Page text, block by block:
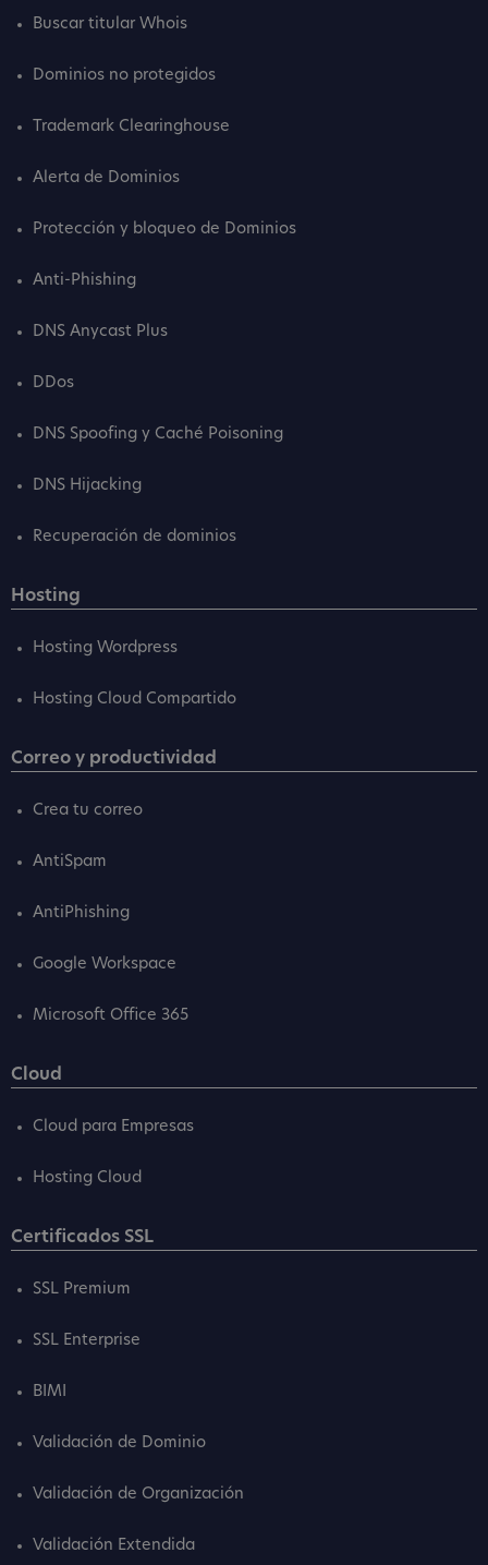
Buscar titular Whois
Dominios no protegidos
Trademark Clearinghouse
Alerta de Dominios
Protección y bloqueo de Dominios
Anti-Phishing
DNS Anycast Plus
DDos
DNS Spoofing y Caché Poisoning
DNS Hijacking
Recuperación de dominios
Hosting
Hosting Wordpress
Hosting Cloud Compartido
Correo y productividad
Crea tu correo
AntiSpam
AntiPhishing
Google Workspace
Microsoft Office 365
Cloud
Cloud para Empresas
Hosting Cloud
Certificados SSL
SSL Premium
SSL Enterprise
BIMI
Validación de Dominio
Validación de Organización
Validación Extendida